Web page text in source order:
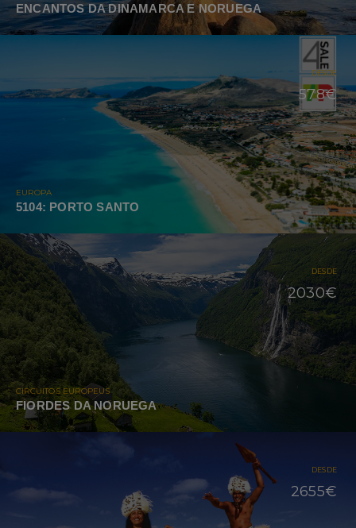
ENCANTOS DA DINAMARCA E NORUEGA
DESDE
578€
EUROPA
5104: PORTO SANTO
DESDE
2030€
CIRCUITOS EUROPEUS
FIORDES DA NORUEGA
DESDE
2655€